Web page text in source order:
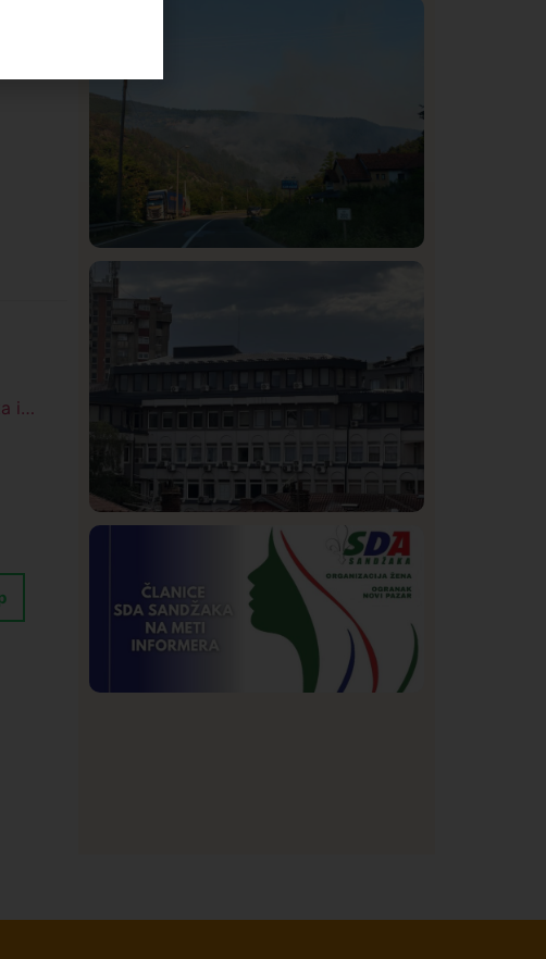
i…
Požar od Magliča do Ušća, brda u
plamenu – vatrogasci na terenu
Podignut optužni predlog protiv E.A.
zbog napada u Novom Pazaru,
produžen mu pritvor